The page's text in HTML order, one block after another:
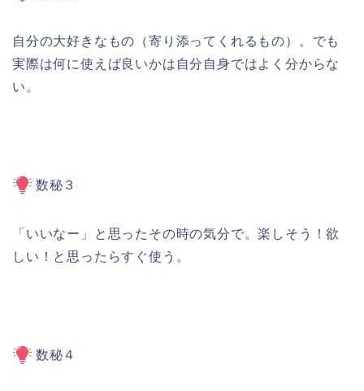
自分の大好きなもの（寄り添ってくれるもの）。でも
実際は何に使えば良いかは自分自身ではよく分からな
い。
数秘３
「いいなー」と思ったその時の気分で。楽しそう！欲
しい！と思ったらすぐ使う。
数秘４